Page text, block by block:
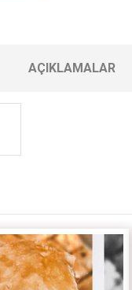
AÇIKLAMALAR